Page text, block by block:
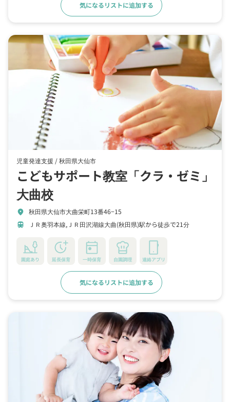
気になるリストに追加する
児童発達支援 /秋田県大仙市
こどもサポート教室「クラ・ゼミ」
大曲校
location_on 秋田県大仙市大曲栄町13番46−15
train ＪＲ奥羽本線,ＪＲ田沢湖線大曲(秋田県)駅から徒歩で21分
園庭あり 延長保育 一時保育 自園調理 連絡アプリ
気になるリストに追加する